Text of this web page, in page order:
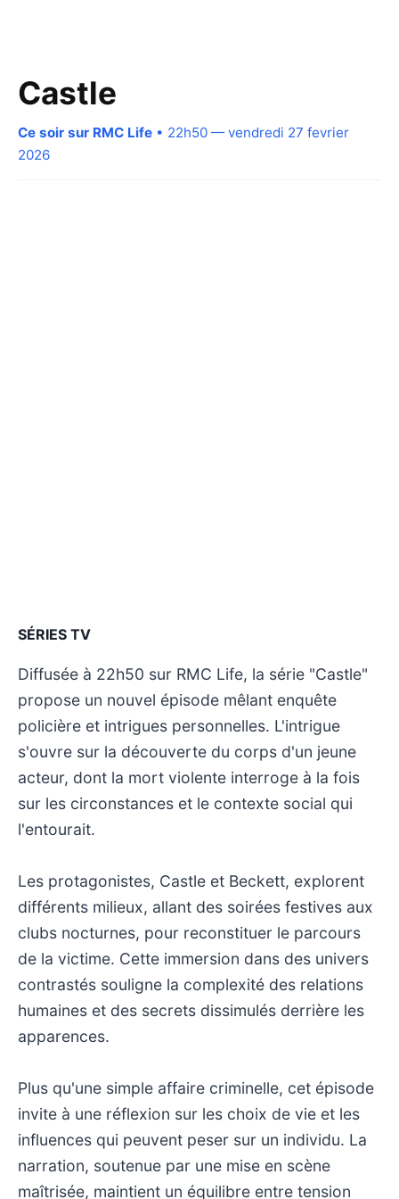
Castle
Ce soir sur RMC Life • 22h50 — vendredi 27 fevrier
2026
SÉRIES TV
Diffusée à 22h50 sur RMC Life, la série "Castle"
propose un nouvel épisode mêlant enquête
policière et intrigues personnelles. L'intrigue
s'ouvre sur la découverte du corps d'un jeune
acteur, dont la mort violente interroge à la fois
sur les circonstances et le contexte social qui
l'entourait.
Les protagonistes, Castle et Beckett, explorent
différents milieux, allant des soirées festives aux
clubs nocturnes, pour reconstituer le parcours
de la victime. Cette immersion dans des univers
contrastés souligne la complexité des relations
humaines et des secrets dissimulés derrière les
apparences.
Plus qu'une simple affaire criminelle, cet épisode
invite à une réflexion sur les choix de vie et les
influences qui peuvent peser sur un individu. La
narration, soutenue par une mise en scène
maîtrisée, maintient un équilibre entre tension